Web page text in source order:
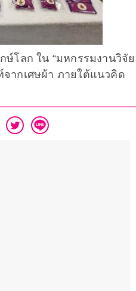
ษ์โลก ใน “มหกรรมงานวิจัย
ากเศษผ้า ภายใต้แนวคิด